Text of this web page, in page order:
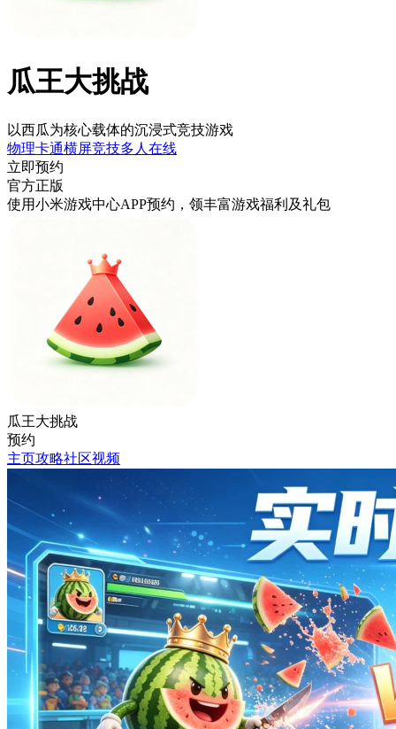
瓜王大挑战
以西瓜为核心载体的沉浸式竞技游戏
物理卡通横屏竞技多人在线
立即预约
官方正版
使用小米游戏中心APP预约 ，领丰富游戏福利 及礼包
瓜王大挑战
预约
主页攻略社区视频